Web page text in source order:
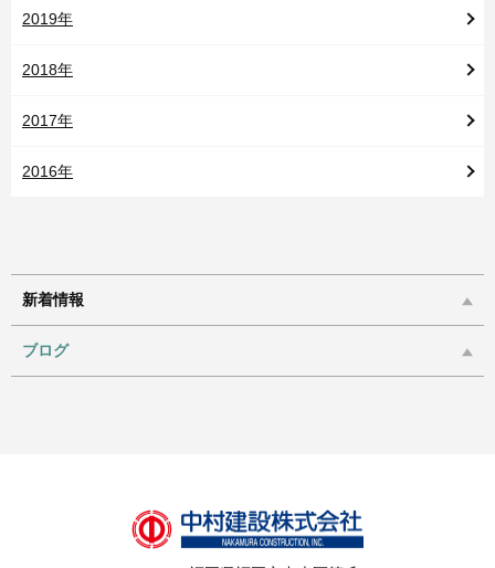
2019年
2018年
2017年
2016年
新着情報
ブログ